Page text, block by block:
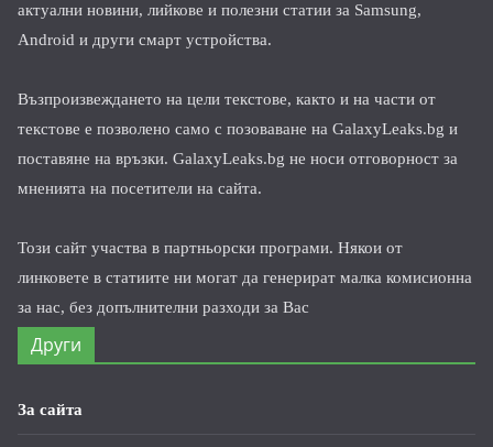
актуални новини, лийкове и полезни статии за Samsung,
Android и други смарт устройства.
Възпроизвеждането на цели текстове, както и на части от
текстове е позволено само с позоваване на GalaxyLeaks.bg и
поставяне на връзки. GalaxyLeaks.bg не носи отговорност за
мненията на посетители на сайта.
Този сайт участва в партньорски програми. Някои от
линковете в статиите ни могат да генерират малка комисионна
за нас, без допълнителни разходи за Вас
Други
За сайта